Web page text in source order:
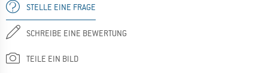
STELLE EINE FRAGE
SCHREIBE EINE BEWERTUNG
TEILE EIN BILD